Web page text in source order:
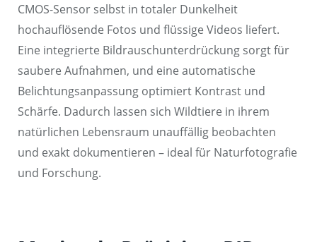
CMOS-Sensor selbst in totaler Dunkelheit
hochauflösende Fotos und flüssige Videos liefert.
Eine integrierte Bildrauschunterdrückung sorgt für
saubere Aufnahmen, und eine automatische
Belichtungsanpassung optimiert Kontrast und
Schärfe. Dadurch lassen sich Wildtiere in ihrem
natürlichen Lebensraum unauffällig beobachten
und exakt dokumentieren – ideal für Naturfotografie
und Forschung.